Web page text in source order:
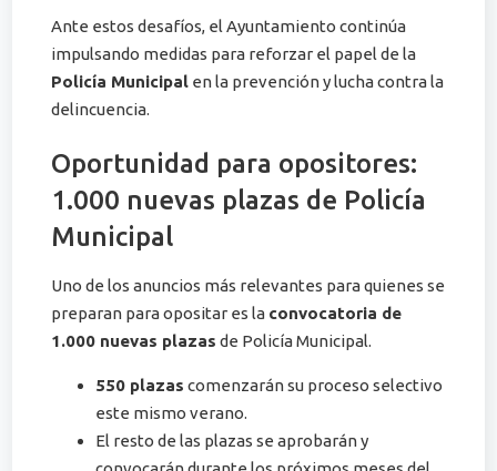
Ante estos desafíos, el Ayuntamiento continúa
impulsando medidas para reforzar el papel de la
Policía Municipal en la prevención y lucha contra la
delincuencia.
Oportunidad para opositores:
1.000 nuevas plazas de Policía
Municipal
Uno de los anuncios más relevantes para quienes se
preparan para opositar es la convocatoria de
1.000 nuevas plazas de Policía Municipal.
550 plazas comenzarán su proceso selectivo
este mismo verano.
El resto de las plazas se aprobarán y